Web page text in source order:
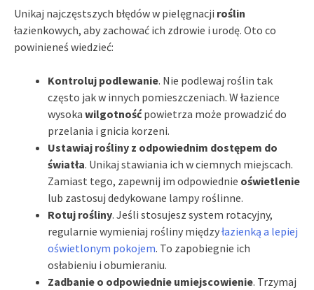
Unikaj najczęstszych błędów w pielęgnacji roślin
łazienkowych, aby zachować ich zdrowie i urodę. Oto co
powinieneś wiedzieć:
Kontroluj podlewanie. Nie podlewaj roślin tak
często jak w innych pomieszczeniach. W łazience
wysoka wilgotnośćpowietrza może prowadzić do
przelania i gnicia korzeni.
Ustawiaj rośliny z odpowiednim dostępem do
światła. Unikaj stawiania ich w ciemnych miejscach.
Zamiast tego, zapewnij im odpowiednie oświetlenie
lub zastosuj dedykowane lampy roślinne.
Rotuj rośliny. Jeśli stosujesz system rotacyjny,
regularnie wymieniaj rośliny międzyłazienką a lepiej
oświetlonym pokojem. To zapobiegnie ich
osłabieniu i obumieraniu.
Zadbanie o odpowiednie umiejscowienie. Trzymaj